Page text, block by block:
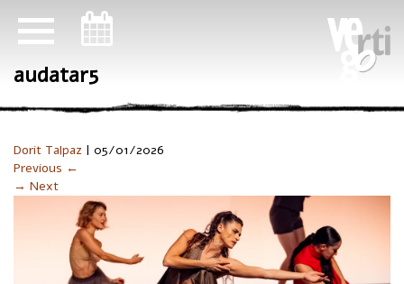
audatar5
Dorit Talpaz | 05/01/2026
Previous ←
→ Next